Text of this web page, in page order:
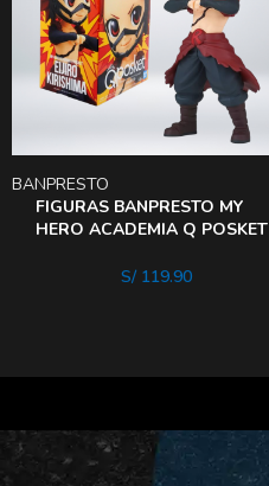
FIGURAS BANPRESTO MY
HERO ACADEMIA Q POSKET
BANPRESTO
S/119.90